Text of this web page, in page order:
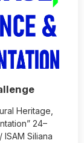
Heritage,
24–
Siliana